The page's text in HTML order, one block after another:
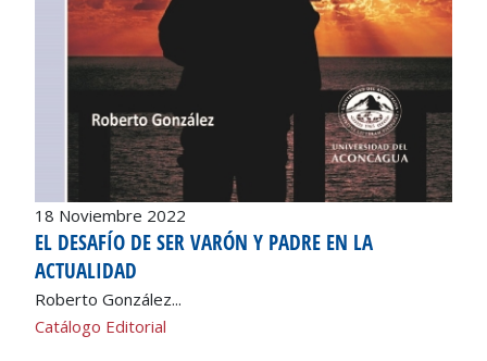
18 Noviembre 2022
EL DESAFÍO DE SER VARÓN Y PADRE EN LA
ACTUALIDAD
Roberto González...
Catálogo Editorial